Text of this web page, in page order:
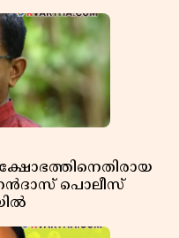
പൊലീസ്